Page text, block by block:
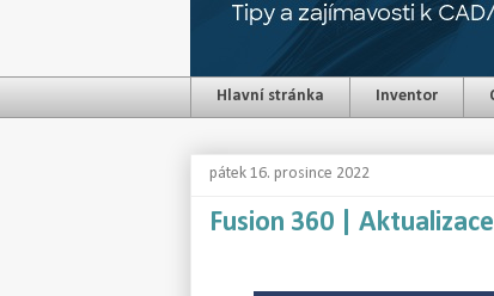
Hlavní stránka Inventor
pátek 16. prosince 2022
Fusion 360 |